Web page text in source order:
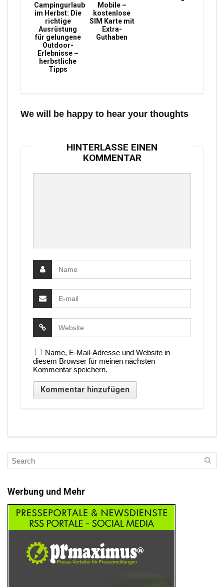
Campingurlaub
im Herbst: Die
richtige
Ausrüstung
für gelungene
Outdoor-
Erlebnisse –
herbstliche
Tipps
Mobile –
kostenlose
SIM Karte mit
Extra-
Guthaben
We will be happy to hear your thoughts
HINTERLASSE EINEN
KOMMENTAR
Name, E-Mail-Adresse und Website in
diesem Browser für meinen nächsten
Kommentar speichern.
Werbung und Mehr